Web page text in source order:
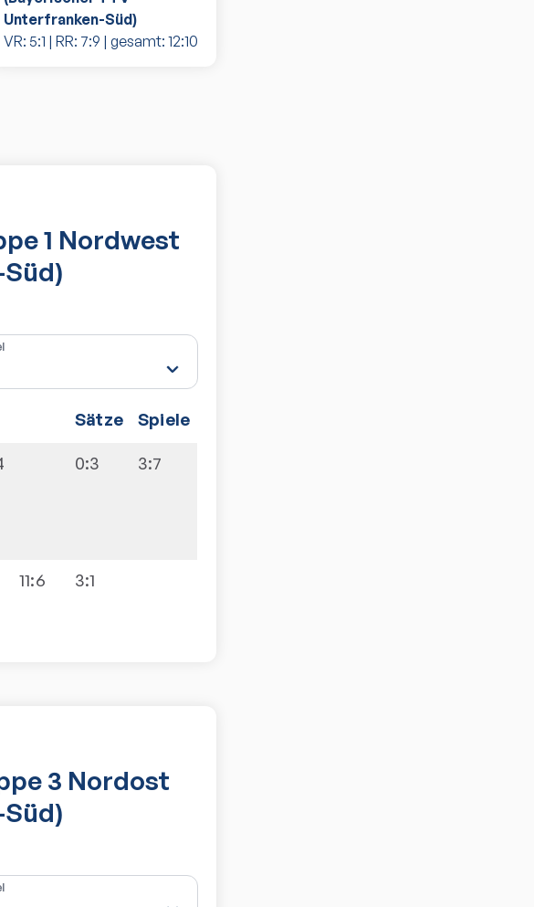
Unterfranken-Süd)
VR: 5:1 | RR: 7:9 | gesamt: 12:10
1 Nordwest
Sätze Spiele
0:3 3:7
11:6 3:1
3 Nordost